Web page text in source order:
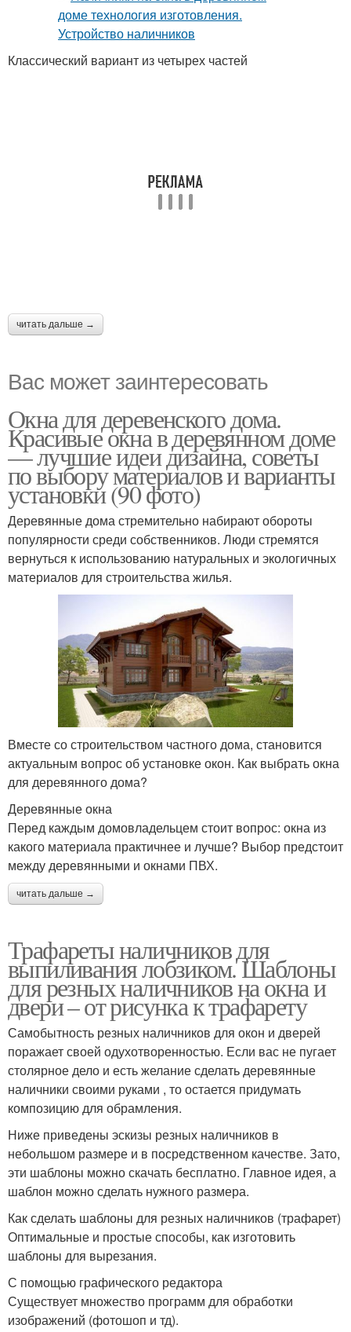
Классический вариант из четырех частей
читать дальше →
Вас может заинтересовать
Окна для деревенского дома.
Красивые окна в деревянном доме
— лучшие идеи дизайна, советы
по выбору материалов и варианты
установки (90 фото)
Деревянные дома стремительно набирают обороты
популярности среди собственников. Люди стремятся
вернуться к использованию натуральных и экологичных
материалов для строительства жилья.
Вместе со строительством частного дома, становится
актуальным вопрос об установке окон. Как выбрать окна
для деревянного дома?
Деревянные окна
Перед каждым домовладельцем стоит вопрос: окна из
какого материала практичнее и лучше? Выбор предстоит
между деревянными и окнами ПВХ.
читать дальше →
Трафареты наличников для
выпиливания лобзиком. Шаблоны
для резных наличников на окна и
двери – от рисунка к трафарету
Самобытность резных наличников для окон и дверей
поражает своей одухотворенностью. Если вас не пугает
столярное дело и есть желание сделать деревянные
наличники своими руками , то остается придумать
композицию для обрамления.
Ниже приведены эскизы резных наличников в
небольшом размере и в посредственном качестве. Зато,
эти шаблоны можно скачать бесплатно. Главное идея, а
шаблон можно сделать нужного размера.
Как сделать шаблоны для резных наличников (трафарет)
Оптимальные и простые способы, как изготовить
шаблоны для вырезания.
С помощью графического редактора
Существует множество программ для обработки
изображений (фотошоп и тд).